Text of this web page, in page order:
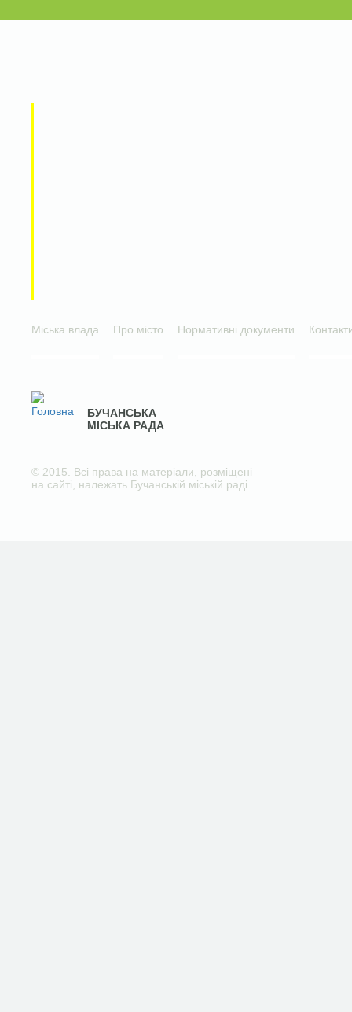
Міська влада Про місто Нормативні документи
БУЧАНСЬКА
МІСЬКА РАДА
© 2015. Всі права на матеріали, розміщені
на сайті, належать Бучанській міській раді